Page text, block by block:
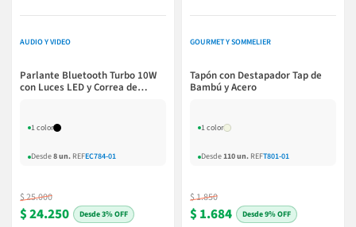
AUDIO Y VIDEO
Parlante Bluetooth Turbo 10W
con Luces LED y Correa de
1 color
Desde8 un. REFEC784-01
$ 25.000
$ 24.250 3% OFF
GOURMET Y SOMMELIER
Tapón con Destapador Tap de
Bambú y Acero
1 color
Desde110 un. REFT801-01
$ 1.850
$ 1.684 9% OFF